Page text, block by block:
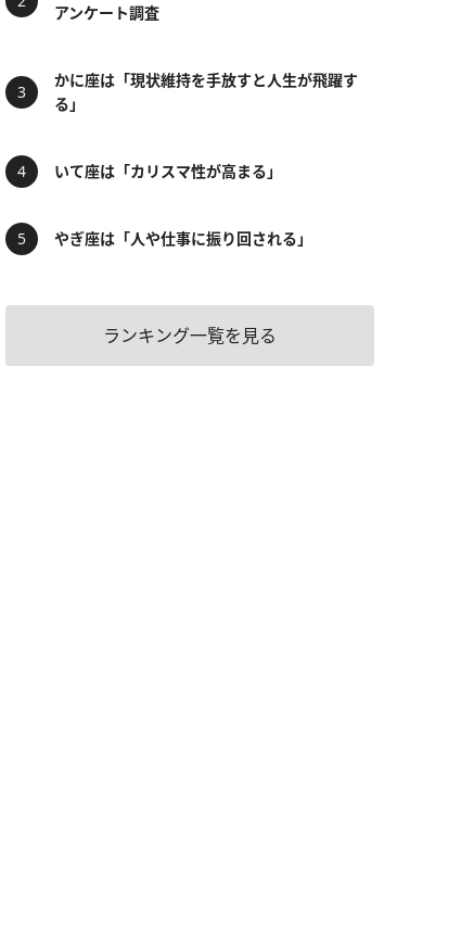
アンケート調査
かに座は「現状維持を手放すと人生が飛躍す
る」
いて座は「カリスマ性が高まる」
やぎ座は「人や仕事に振り回される」
ランキング一覧を見る